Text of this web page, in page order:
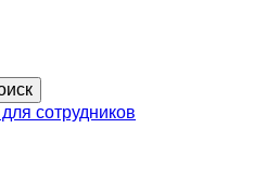
сотрудников